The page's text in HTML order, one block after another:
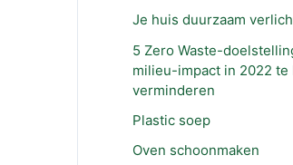
Je huis duurzaam
5 Zero Waste-
milieu-impact in 2022 te
verminderen
Plastic soep
Oven schoonmaken